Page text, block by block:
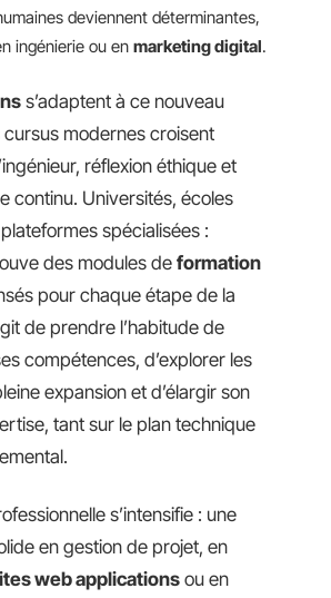
deviennent déterminantes,
ingénierie ou en marketing digital.
s’adaptent à ce nouveau
cursus modernes croisent
réflexion éthique et
continu. Universités, écoles
spécialisées :
des modules de formation
pour chaque étape de la
de prendre l’habitude de
compétences, d’explorer les
expansion et d’élargir son
tant sur le plan technique
s’intensifie : une
en gestion de projet, en
web applications ou en